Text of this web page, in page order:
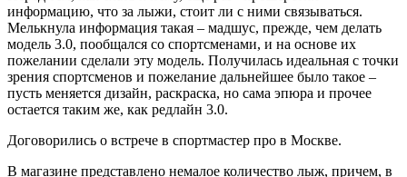
информацию, что за лыжи, стоит ли с ними связываться.
Мелькнула информация такая – мадшус, прежде, чем делать
модель 3.0, пообщался со спортсменами, и на основе их
пожелании сделали эту модель. Получилась идеальная с точки
зрения спортсменов и пожелание дальнейшее было такое –
пусть меняется дизайн, раскраска, но сама эпюра и прочее
остается таким же, как редлайн 3.0.
Договорились о встрече в спортмастер про в Москве.
В магазине представлено немалое количество лыж, причем, в